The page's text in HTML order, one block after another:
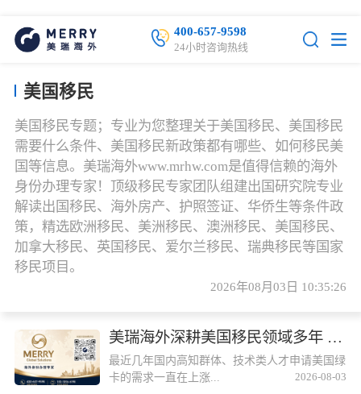
400-657-9598
24小时咨询热线
美国移民
美国移民专题；专业为您整理关于美国移民、美国移民
需要什么条件、美国移民新政策都有哪些、如何移民美
国等信息。美瑞海外www.mrhw.com是值得信赖的海外
身份办理专家！顶级移民专家团队组建出国研究院专业
解读出国移民、海外房产、护照签证、华侨生等条件政
策，精选欧洲移民、美洲移民、澳洲移民、美国移民、
加拿大移民、英国移民、爱尔兰移民、瑞典移民等国家
移民项目。
2026年08月03日 10:35:26
美瑞海外深耕美国移民领域多年 资金安全零纠纷更放心
最近几年国内高知群体、技术类人才申请美国绿
卡的需求一直在上涨...
2026-08-03